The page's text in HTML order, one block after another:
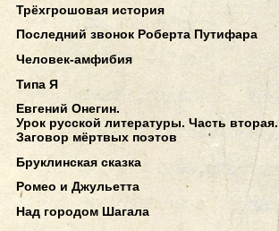
Трёхгрошовая история
Последний звонок Роберта Путифара
Человек-амфибия
Типа Я
Евгений Онегин.
Урок русской литературы. Часть вторая.
Заговор мёртвых поэтов
Бруклинская сказка
Ромео и Джульетта
Над городом Шагала